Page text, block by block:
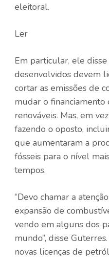
eleitoral.
Ler
Em particular, ele
desenvolvidos devem
cortar as emissões de
mudar o
renováveis. Mas, em
fazendo o oposto,
que aumentaram a
fósseis para o nível
tempos.
“Devo chamar a
expansão de
vendo em alguns dos
mundo”, disse
novas licenças de